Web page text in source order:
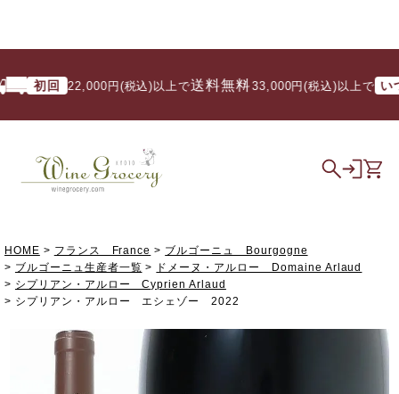
初回 22,000円(税込)以上で 送料無料/ 33,000円(税込)以上で いつで
HOME フランス France
ブルゴーニュ Bourgogne
ブルゴーニュ生産者一覧
ドメーヌ・アルロー Domaine Arlaud
シプリアン・アルロー Cyprien Arlaud
シプリアン・アルロー エシェゾー 2022